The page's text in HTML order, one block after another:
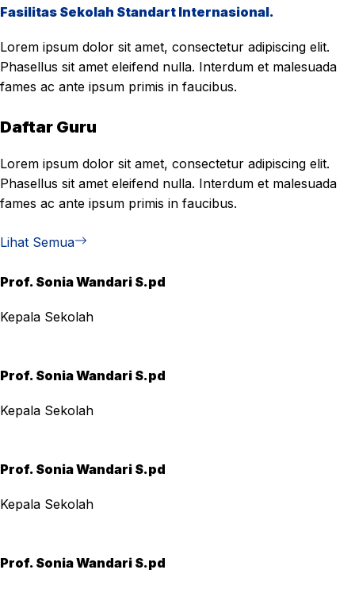
Fasilitas Sekolah Standart Internasional.
Lorem ipsum dolor sit amet, consectetur adipiscing elit.
Phasellus sit amet eleifend nulla. Interdum et malesuada
fames ac ante ipsum primis in faucibus.
Daftar Guru
Lorem ipsum dolor sit amet, consectetur adipiscing elit.
Phasellus sit amet eleifend nulla. Interdum et malesuada
fames ac ante ipsum primis in faucibus.
Lihat Semua
Prof. Sonia Wandari S.pd
Kepala Sekolah
Prof. Sonia Wandari S.pd
Kepala Sekolah
Prof. Sonia Wandari S.pd
Kepala Sekolah
Prof. Sonia Wandari S.pd